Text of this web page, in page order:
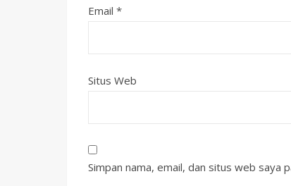
Email *
Situs Web
Simpan nama, email, dan situs web saya